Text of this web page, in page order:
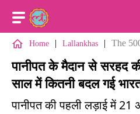
Home | Lallankhas | The
पानीपत के मैदान से सरहद
साल में कितनी बदल गई
पानीपत की पहली लड़ाई में 21